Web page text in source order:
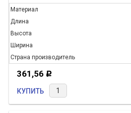
Материал
Длина
Высота
Ширина
Страна производитель
361,56 Р
КУПИТЬ